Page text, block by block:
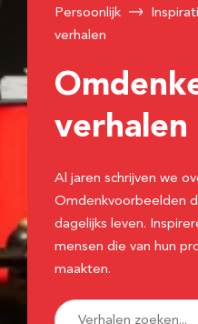
Persoonlijk
verhalen
verhalen
Al jaren schrijven we
Omdenkvoorbeelden
dagelijks leven.
mensen die van hun
maakten.